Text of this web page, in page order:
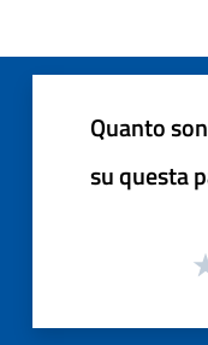
Quanto
su questa